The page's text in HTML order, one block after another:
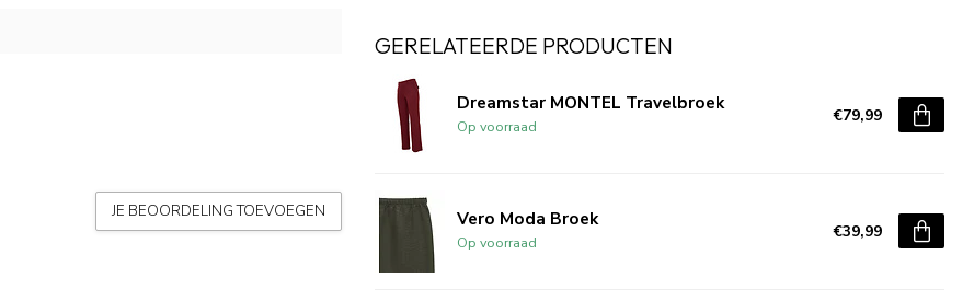
JE BEOORDELING TOEVOEGEN
GERELATEERDE PRODUCTEN
Dreamstar MONTEL Travelbroek
Op voorraad
€79,99
Vero Moda Broek
Op voorraad
€39,99